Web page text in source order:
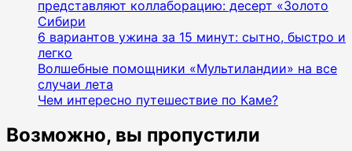
представляют коллаборацию: десерт «Золото
Сибири
6 вариантов ужина за 15 минут: сытно, быстро и
легко
Волшебные помощники «Мультиландии» на все
случаи лета
Чем интересно путешествие по Каме?
Возможно, вы пропустили